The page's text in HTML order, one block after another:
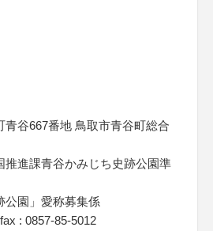
青谷667番地 鳥取市青谷町総合
推進課青谷かみじち史跡公園準
公園」愛称募集係
: 0857-85-5012